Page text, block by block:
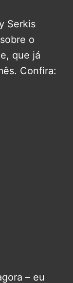
Serkis
o
que já
Confira:
– eu